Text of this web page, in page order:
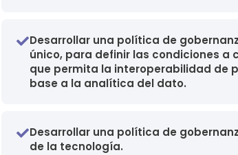
Desarrollar una política de
único, para definir las condiciones a
que permita la interoperabilidad de
base a la analítica del dato.
Desarrollar una política de
de la tecnología.